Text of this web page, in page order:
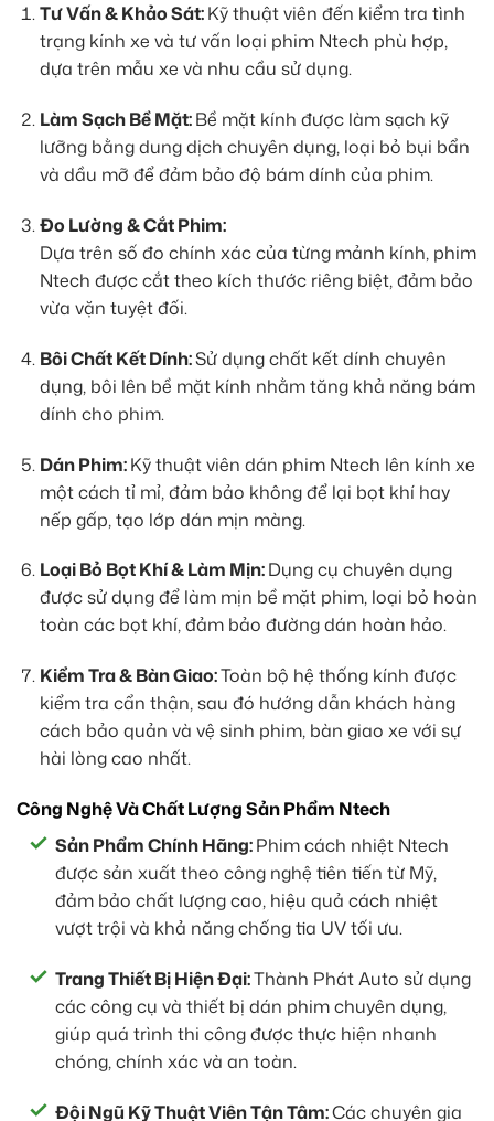
Tư Vấn & Khảo Sát:Kỹ thuật viên đến kiểm tra tình
trạng kính xe và tư vấn loại phim Ntech phù hợp,
dựa trên mẫu xe và nhu cầu sử dụng.
Làm Sạch Bề Mặt:Bề mặt kính được làm sạch kỹ
lưỡng bằng dung dịch chuyên dụng, loại bỏ bụi bẩn
và dầu mỡ để đảm bảo độ bám dính của phim.
Đo Lường & Cắt Phim:
Dựa trên số đo chính xác của từng mảnh kính, phim
Ntech được cắt theo kích thước riêng biệt, đảm bảo
vừa vặn tuyệt đối.
Bôi Chất Kết Dính:Sử dụng chất kết dính chuyên
dụng, bôi lên bề mặt kính nhằm tăng khả năng bám
dính cho phim.
Dán Phim:Kỹ thuật viên dán phim Ntech lên kính xe
một cách tỉ mỉ, đảm bảo không để lại bọt khí hay
nếp gấp, tạo lớp dán mịn màng.
Loại Bỏ Bọt Khí & Làm Mịn:Dụng cụ chuyên dụng
được sử dụng để làm mịn bề mặt phim, loại bỏ hoàn
toàn các bọt khí, đảm bảo đường dán hoàn hảo.
Kiểm Tra & Bàn Giao:Toàn bộ hệ thống kính được
kiểm tra cẩn thận, sau đó hướng dẫn khách hàng
cách bảo quản và vệ sinh phim, bàn giao xe với sự
hài lòng cao nhất.
Công Nghệ Và Chất Lượng Sản Phẩm Ntech
Sản Phẩm Chính Hãng:Phim cách nhiệt Ntech
được sản xuất theo công nghệ tiên tiến từ Mỹ,
đảm bảo chất lượng cao, hiệu quả cách nhiệt
vượt trội và khả năng chống tia UV tối ưu.
Trang Thiết Bị Hiện Đại:Thành Phát Auto sử dụng
các công cụ và thiết bị dán phim chuyên dụng,
giúp quá trình thi công được thực hiện nhanh
chóng, chính xác và an toàn.
Đội Ngũ Kỹ Thuật Viên Tận Tâm:Các chuyên gia